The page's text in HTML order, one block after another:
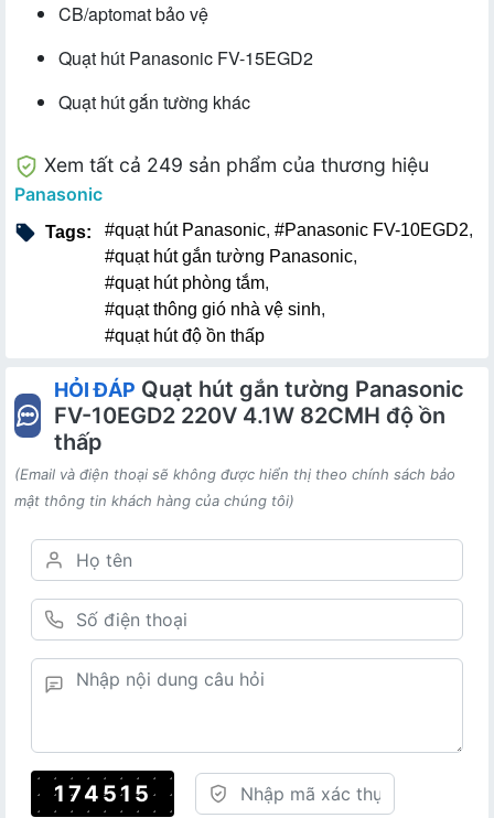
CB/aptomat bảo vệ
Quạt hút Panasonic FV-15EGD2
Quạt hút gắn tường khác
Xem tất cả 249 sản phẩm của thương hiệu
Panasonic
Tags: #quạt hút Panasonic, #Panasonic FV-10EGD2,
#quạt hút gắn tường Panasonic,
#quạt hút phòng tắm,
#quạt thông gió nhà vệ sinh,
#quạt hút độ ồn thấp
HỎI ĐÁP Quạt hút gắn tường Panasonic
FV-10EGD2 220V 4.1W 82CMH độ ồn
thấp
(Email và điện thoại sẽ không được hiển thị theo chính sách bảo
mật thông tin khách hàng của chúng tôi)
174515